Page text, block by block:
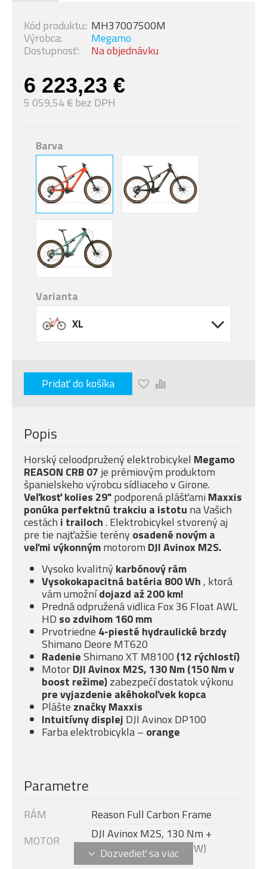
6 223,23 €
5 059,54 € bez DPH
Dostupnosť: Na objednávku
Výrobca: Megamo
Kód produktu:: MH37007500M
Barva
Varianta
XL
Pridať do košíka
Popis
Horský celoodpružený elektrobicykel Megamo
REASON CRB 07 je prémiovým produktom
španielskeho výrobcu sídliaceho v Girone.
Veľkosť kolies 29"podporená plášťami Maxxis
ponúka perfektnú trakciu a istotu na Vašich
cestách i trailoch. Elektrobicykel stvorený aj
pre tie najťažšie terény osadené novým a
veľmivýkonnýmmotorom DJI Avinox M2S.
Vysoko kvalitný karbónový rám
Vysokokapacitná batéria 800 Wh , ktorá
vám umožnídojazd až 200 km!
Predná odpružená vidlica Fox 36 Float AWL
HD sozdvihom 160 mm
Prvotriedne 4-piesté hydraulické brzdy
Shimano Deore MT620
RadenieShimano XT M8100 (12 rýchlostí)
MotorDJI Avinox M2S, 130 Nm (150 Nm v
boost režime)zabezpečí dostatok výkonu
pre vyjazdenie akéhokoľvek kopca
Plášte značky Maxxis
Intuitívny displej DJI Avinox DP100
Farba elektrobicykla – orange
Parametre
RÁM
Reason Full Carbon Frame
MOTOR
DJI Avinox M2S, 130 Nm +
boost - 150 Nm (1300 W)